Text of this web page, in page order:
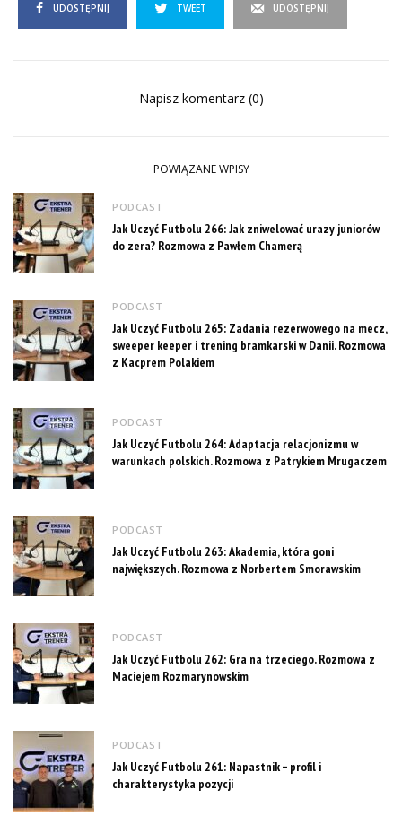
UDOSTĘPNIJ TWEET UDOSTĘPNIJ
Napisz komentarz (0)
POWIĄZANE WPISY
PODCAST
Jak Uczyć Futbolu 266: Jak zniwelować urazy juniorów
do zera? Rozmowa z Pawłem Chamerą
PODCAST
Jak Uczyć Futbolu 265: Zadania rezerwowego na mecz,
sweeper keeper i trening bramkarski w Danii. Rozmowa
z Kacprem Polakiem
PODCAST
Jak Uczyć Futbolu 264: Adaptacja relacjonizmu w
warunkach polskich. Rozmowa z Patrykiem Mrugaczem
PODCAST
Jak Uczyć Futbolu 263: Akademia, która goni
największych. Rozmowa z Norbertem Smorawskim
PODCAST
Jak Uczyć Futbolu 262: Gra na trzeciego. Rozmowa z
Maciejem Rozmarynowskim
PODCAST
Jak Uczyć Futbolu 261: Napastnik – profil i
charakterystyka pozycji